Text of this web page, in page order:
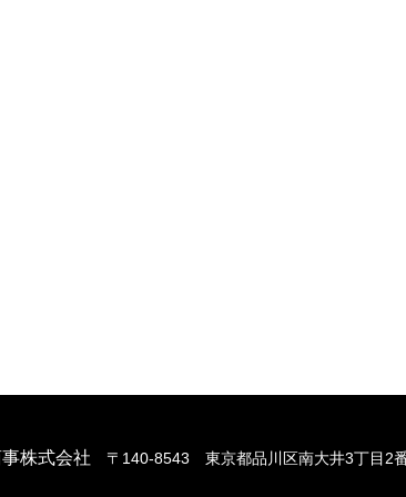
株式会社 〒140-8543 東京都品川区南大井3丁目2